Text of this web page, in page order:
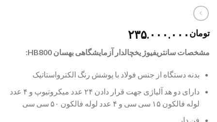
تومان ۲۳۵.۰۰۰.۰۰۰
مشخصات سانتریفیوژ یخچالدار آزمایشگاهی بهسان HB800:
بدنه دستگاه از جنس فولاد با پوشش رنگ الکترواستاتیک
دارای دو هد آلیاژی جهت قرار دادن ۲۴ عدد میکروتیوپ و ۴ عدد
لوله فالکون ۱۵ سی سی و ۴ عدد لوله فالکون ۵۰ سی سی
فن دار